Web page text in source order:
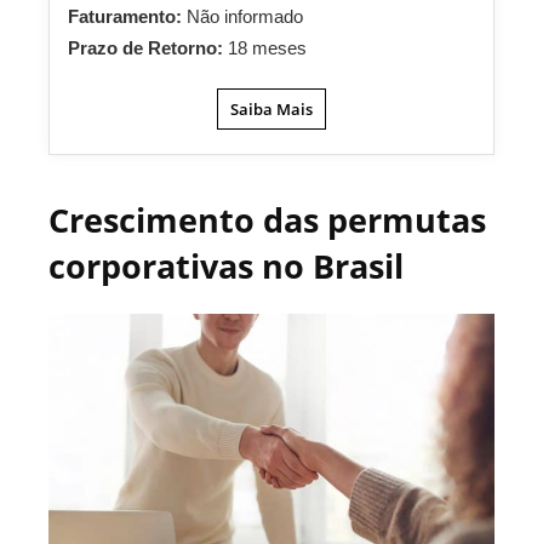
Faturamento: Não informado
Prazo de Retorno: 18 meses
Saiba Mais
Crescimento das permutas
corporativas no Brasil